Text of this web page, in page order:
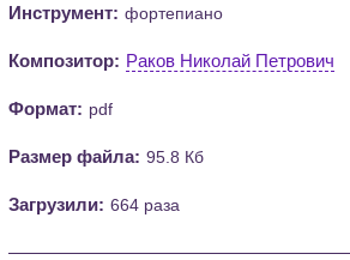
Инструмент: фортепиано
Композитор: Раков Николай Петрович
Формат: pdf
Размер файла: 95.8 Кб
Загрузили: 664 раза